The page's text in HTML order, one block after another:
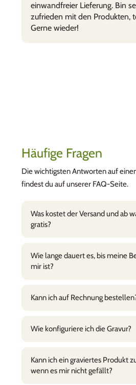
einwandfreier Lieferung. Bin
zufrieden mit den Produkten,
Gerne wieder!
Häufige Fragen
Die wichtigsten Antworten auf
findest du auf unserer FAQ-Seite.
Was kostet der Versand und ab
gratis?
Wie lange dauert es, bis meine
mir ist?
Kann ich auf Rechnung
Wie konfiguriere ich die Gravur?
Kann ich ein graviertes Produkt
wenn es mir nicht gefällt?